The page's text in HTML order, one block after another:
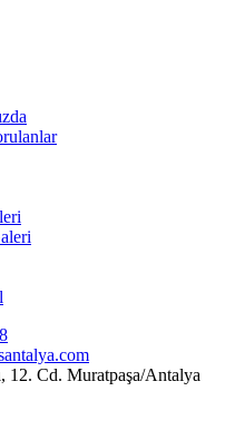
12. Cd. Muratpaşa/Antalya